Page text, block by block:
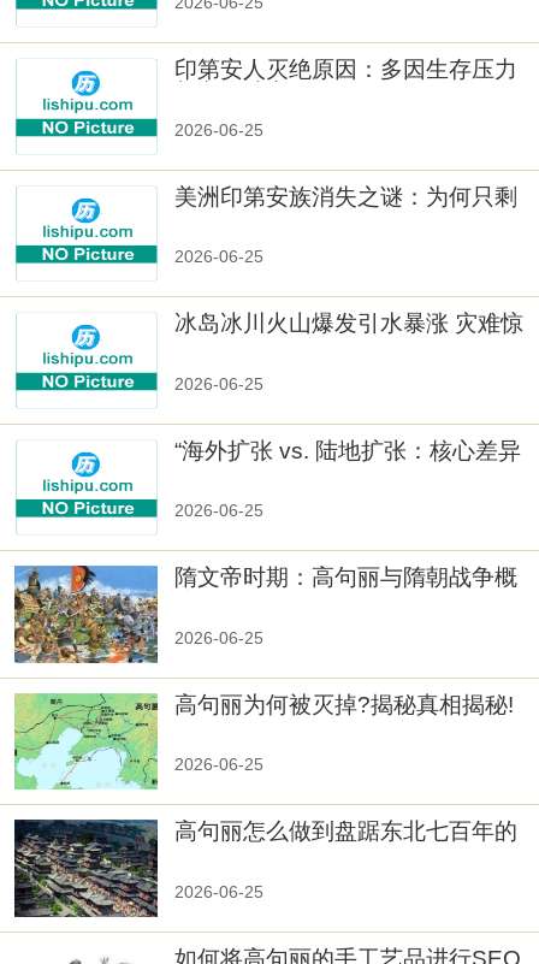
印第安人灭绝原因：多因生存压力
2026-06-25
美洲印第安族消失之谜：为何只剩
2026-06-25
冰岛冰川火山爆发引水暴涨 灾难惊
2026-06-25
“海外扩张 vs. 陆地扩张：核心差异
2026-06-25
隋文帝时期：高句丽与隋朝战争概
2026-06-25
高句丽为何被灭掉?揭秘真相揭秘!
2026-06-25
高句丽怎么做到盘踞东北七百年的
2026-06-25
如何将高句丽的手工艺品进行SEO